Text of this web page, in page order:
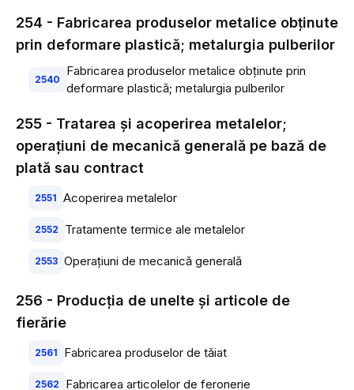
254 - Fabricarea produselor metalice obţinute
prin deformare plastică; metalurgia pulberilor
2540
Fabricarea produselor metalice obţinute prin
deformare plastică; metalurgia pulberilor
255 - Tratarea şi acoperirea metalelor;
operaţiuni de mecanică generală pe bază de
plată sau contract
2551 Acoperirea metalelor
2552 Tratamente termice ale metalelor
2553 Operaţiuni de mecanică generală
256 - Producţia de unelte şi articole de
fierărie
2561 Fabricarea produselor de tăiat
2562 Fabricarea articolelor de feronerie